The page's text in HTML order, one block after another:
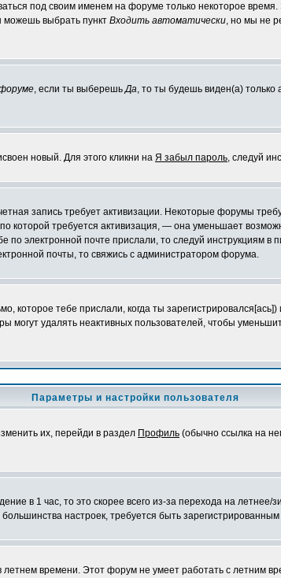
под своим именем на форуме только некоторое время.
можешь выбрать пункт Входить автоматически, но мы не
, если ты выберешьДа, то ты будешь виден(а)
новый. Для этого кликни на Я забыл пароль, следуй
запись требует активизации. Некоторые форумы
которой требуется активизация, — она уменьшает
по электронной почте прислали, то следуй инструкциям
почты, то свяжись с администратором форума.
тебе прислали, когда ты
удалять неактивных пользователей, чтобы
Параметры и настройки пользователя
их, перейди в раздел Профиль (обычно ссылка на
в 1 час, то это скорее всего из-за перехода на
настроек, требуется быть
времени. Этот форум не умеет работать с летним